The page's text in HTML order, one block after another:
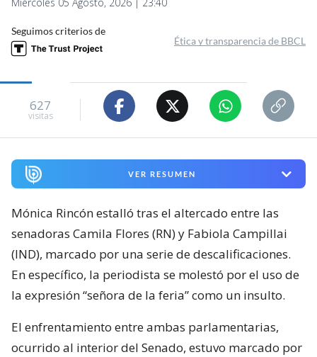
Miércoles 05 Agosto, 2026 | 23:40
Seguimos criterios de
Ética y transparencia de BBCL
627
visitas
VER RESUMEN
Mónica Rincón estalló tras el altercado entre las
senadoras Camila Flores (RN) y Fabiola Campillai
(IND), marcado por una serie de descalificaciones.
En específico, la periodista se molestó por el uso de
la expresión “señora de la feria” como un insulto.
El enfrentamiento entre ambas parlamentarias,
ocurrido al interior del Senado, estuvo marcado por